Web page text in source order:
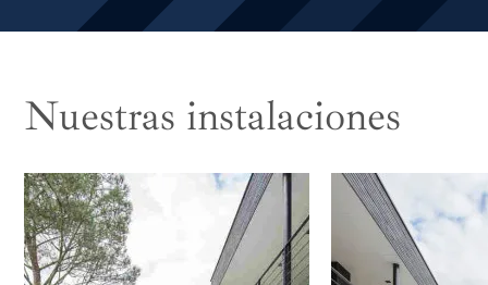
Nuestras instalaciones